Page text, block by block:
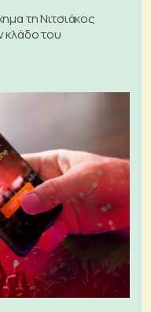
τη Νιτσιάκος
κλάδο του